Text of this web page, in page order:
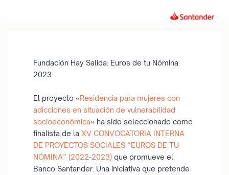
Fundación Hay Salida: Euros de tu Nómina
2023
El proyecto «Residencia para mujeres con
adicciones en situación de vulnerabilidad
socioeconómica» ha sido seleccionado como
finalista de la XV CONVOCATORIA INTERNA
DE PROYECTOS SOCIALES “EUROS DE TU
NÓMINA” (2022-2023) que promueve el
Banco Santander. Una iniciativa que pretende